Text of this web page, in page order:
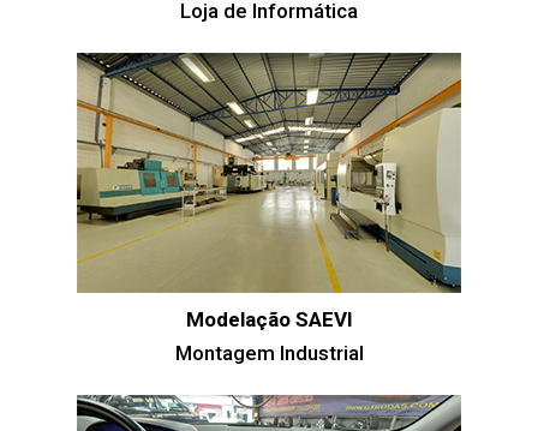
Loja de Informática
Modelação SAEVI
Montagem Industrial